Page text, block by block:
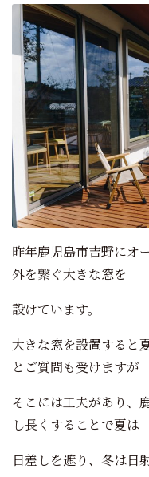
昨年鹿児島市吉野にオ
外を繋ぐ大きな窓を
設けています。
大きな窓を設置すると
とご質問も受けますが
そこには工夫があり、
し長くすることで夏は
日差しを遮り、冬は日